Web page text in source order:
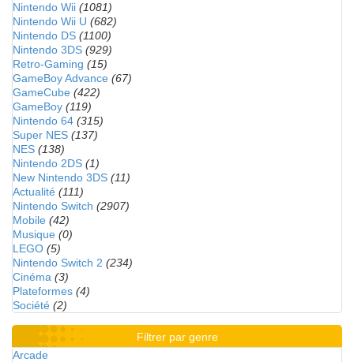
Nintendo Wii (1081)
Nintendo Wii U (682)
Nintendo DS (1100)
Nintendo 3DS (929)
Retro-Gaming (15)
GameBoy Advance (67)
GameCube (422)
GameBoy (119)
Nintendo 64 (315)
Super NES (137)
NES (138)
Nintendo 2DS (1)
New Nintendo 3DS (11)
Actualité (111)
Nintendo Switch (2907)
Mobile (42)
Musique (0)
LEGO (5)
Nintendo Switch 2 (234)
Cinéma (3)
Plateformes (4)
Société (2)
Filtrer par genre
Arcade